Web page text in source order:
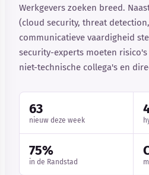
Werkgevers zoeken breed.
(cloud security, threat
communicatieve vaardigheid
security-experts moeten
niet-technische collega's en
63
nieuw deze week
75%
in de Randstad